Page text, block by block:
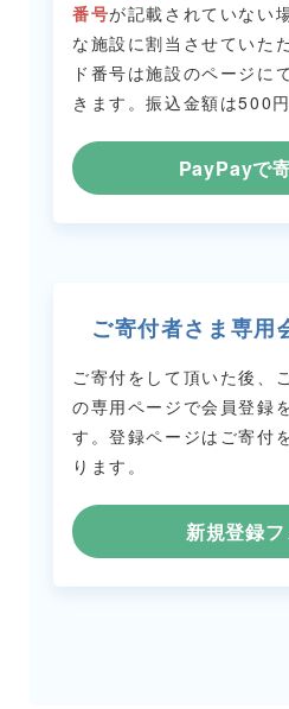
番号が記載されていない
な施設に割当させていた
ド番号は施設のページに
きます。振込金額は500
PayPayで
ご寄付者さま専用
ご寄付をして頂いた後、
の専用ページで会員登録
す。登録ページはご寄付
ります。
新規登録